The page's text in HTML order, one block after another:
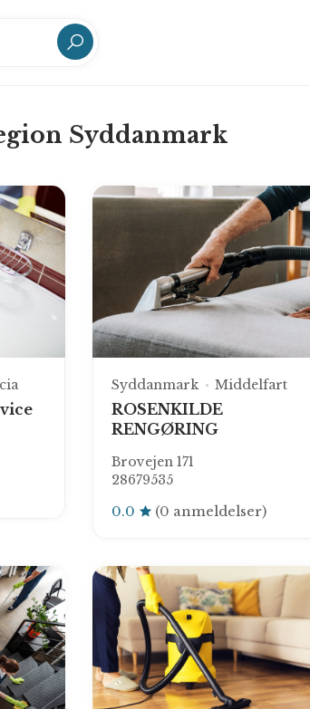
Syddanmark
Syddanmark Middelfart
ROSENKILDE
RENGØRING
Brovejen 171
28679535
0.0 (0 anmeldelser)